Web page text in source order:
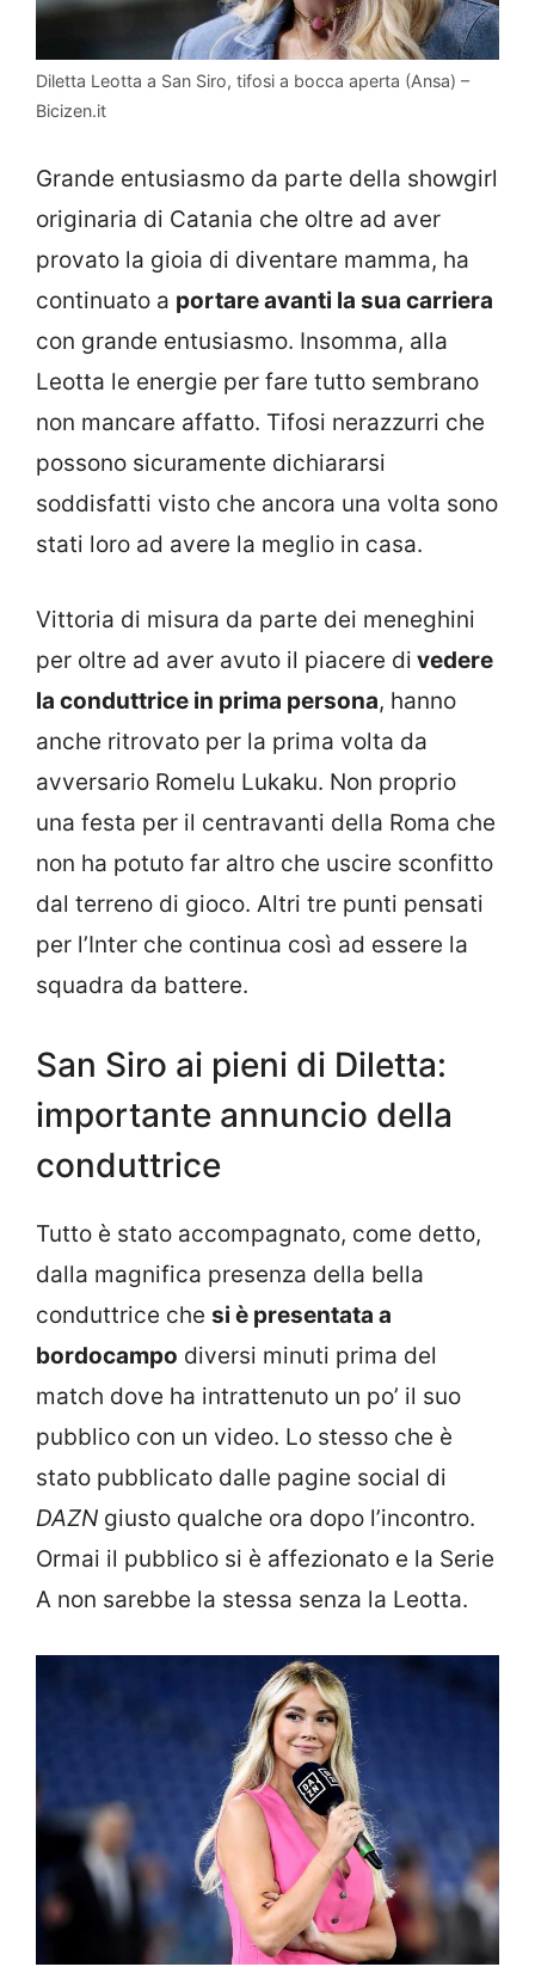
Diletta Leotta a San Siro, tifosi a bocca aperta (Ansa) –
Bicizen.it
Grande entusiasmo da parte della showgirl
originaria di Catania che oltre ad aver
provato la gioia di diventare mamma, ha
continuato a portare avanti la sua carriera
con grande entusiasmo. Insomma, alla
Leotta le energie per fare tutto sembrano
non mancare affatto. Tifosi nerazzurri che
possono sicuramente dichiararsi
soddisfatti visto che ancora una volta sono
stati loro ad avere la meglio in casa.
Vittoria di misura da parte dei meneghini
per oltre ad aver avuto il piacere di vedere
la conduttrice in prima persona, hanno
anche ritrovato per la prima volta da
avversario Romelu Lukaku. Non proprio
una festa per il centravanti della Roma che
non ha potuto far altro che uscire sconfitto
dal terreno di gioco. Altri tre punti pensati
per l’Inter che continua così ad essere la
squadra da battere.
San Siro ai pieni di Diletta:
importante annuncio della
conduttrice
Tutto è stato accompagnato, come detto,
dalla magnifica presenza della bella
conduttrice che si è presentata a
bordocampo diversi minuti prima del
match dove ha intrattenuto un po’ il suo
pubblico con un video. Lo stesso che è
stato pubblicato dalle pagine social di
DAZN giusto qualche ora dopo l’incontro.
Ormai il pubblico si è affezionato e la Serie
A non sarebbe la stessa senza la Leotta.